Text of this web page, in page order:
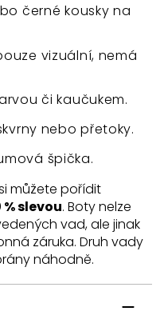
černé kousky na
vizuální, nemá
či kaučukem.
nebo přetoky.
špička.
můžete pořídit
slevou. Boty nelze
vad, ale jinak
záruka. Druh vady
náhodně.